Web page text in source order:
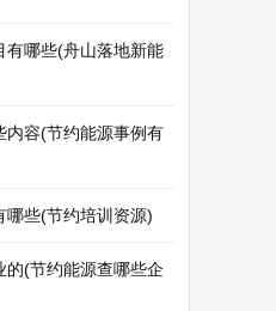
有哪些(舟山落地新能
内容(节约能源事例有
哪些(节约培训资源)
的(节约能源查哪些企